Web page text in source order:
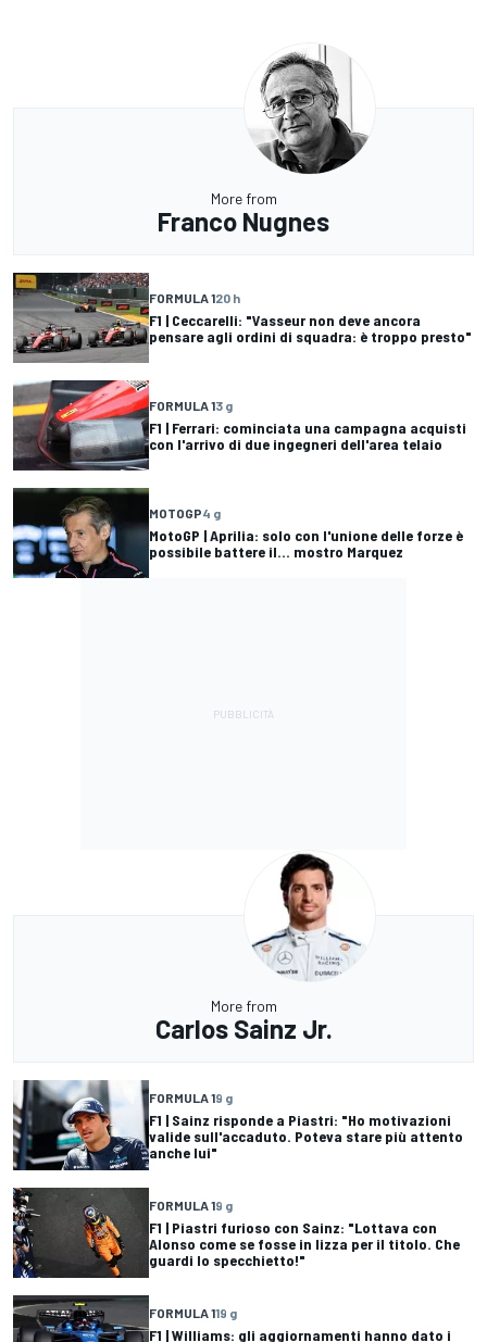
More from
Franco Nugnes
FORMULA 120 h
F1 | Ceccarelli: "Vasseur non deve ancora
pensare agli ordini di squadra: è troppo presto"
FORMULA 13 g
F1 | Ferrari: cominciata una campagna acquisti
con l'arrivo di due ingegneri dell'area telaio
MOTOGP4 g
MotoGP | Aprilia: solo con l'unione delle forze è
possibile battere il... mostro Marquez
More from
Carlos Sainz Jr.
FORMULA 19 g
F1 | Sainz risponde a Piastri: "Ho motivazioni
valide sull'accaduto. Poteva stare più attento
anche lui"
FORMULA 19 g
F1 | Piastri furioso con Sainz: "Lottava con
Alonso come se fosse in lizza per il titolo. Che
guardi lo specchietto!"
FORMULA 119 g
F1 | Williams: gli aggiornamenti hanno dato i